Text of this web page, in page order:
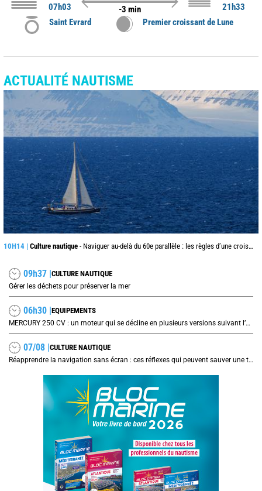
07h03
-3 min
21h33
Saint Evrard
Premier croissant de Lune
ACTUALITÉ NAUTISME
10H14 | Culture nautique - Naviguer au-delà du 60e parallèle : les règles d’une croisière pas comme les autres
09h37 |CULTURE NAUTIQUE
Gérer les déchets pour préserver la mer
06h30 |EQUIPEMENTS
MERCURY 250 CV : un moteur qui se décline en plusieurs versions suivant l’utilisation
07/08 |CULTURE NAUTIQUE
Réapprendre la navigation sans écran : ces réflexes qui peuvent sauver une traversée